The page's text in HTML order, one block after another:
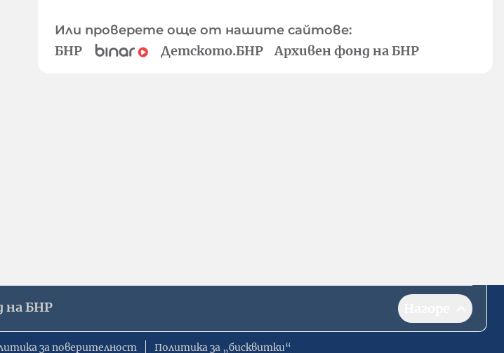
Или проверете още от нашите сайтове:
БНР Детското.БНР Архивен фонд на БНР
на БНР
за поверителност Политика за „бисквитки“